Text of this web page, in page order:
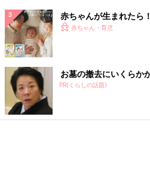
赤ちゃんが生まれたら
赤ちゃん・育児
お墓の撤去にいくらか
PR(くらしの話題)